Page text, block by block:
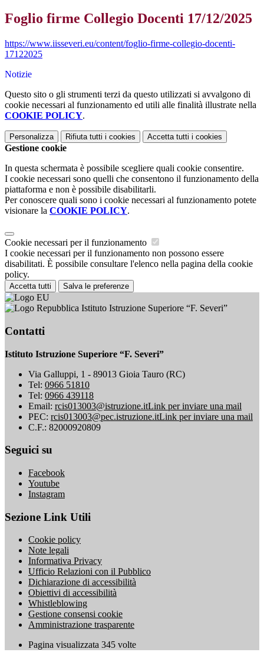
Foglio firme Collegio Docenti 17/12/2025
https://www.iisseveri.eu/content/foglio-firme-collegio-docenti-
17122025
Notizie
Questo sito o gli strumenti terzi da questo utilizzati si avvalgono di
cookie necessari al funzionamento ed utili alle finalità illustrate nella
COOKIE POLICY.
Personalizza Rifiuta tutti i cookies Accetta tutti i cookies
Gestione cookie
In questa schermata è possibile scegliere quali cookie consentire.
I cookie necessari sono quelli che consentono il funzionamento della
piattaforma e non è possibile disabilitarli.
Per conoscere quali sono i cookie necessari al funzionamento potete
visionare la COOKIE POLICY.
Cookie necessari per il funzionamento
I cookie necessari per il funzionamento non possono essere
disabilitati. È possibile consultare l'elenco nella pagina della cookie
policy.
Accetta tutti Salva le preferenze
Istituto Istruzione Superiore “F. Severi”
Contatti
Istituto Istruzione Superiore “F. Severi”
Via Galluppi, 1 - 89013 Gioia Tauro (RC)
Tel: 0966 51810
Tel: 0966 439118
Email: rcis013003@istruzione.itLink per inviare una mail
PEC: rcis013003@pec.istruzione.itLink per inviare una mail
C.F.: 82000920809
Seguici su
Facebook
Youtube
Instagram
Sezione Link Utili
Cookie policy
Note legali
Informativa Privacy
Ufficio Relazioni con il Pubblico
Dichiarazione di accessibilità
Obiettivi di accessibilità
Whistleblowing
Gestione consensi cookie
Amministrazione trasparente
Pagina visualizzata 345 volte